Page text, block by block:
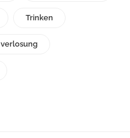
Trinken
verlosung